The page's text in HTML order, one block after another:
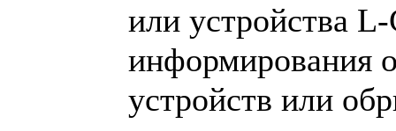
или устройства
информирования
устройств или